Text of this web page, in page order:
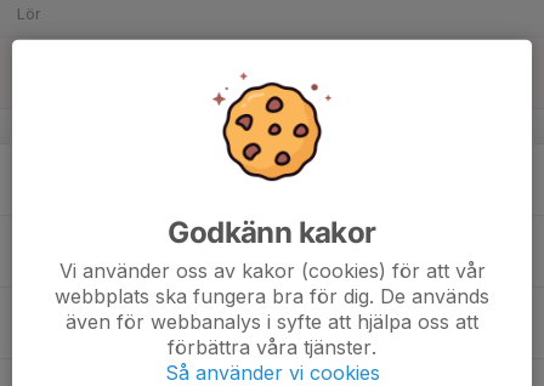
Lör
v.25
18:00
Träning
Gräsplanen TIF
Godkänn kakor
Vi använder oss av kakor (cookies) för att vår
webbplats ska fungera bra för dig. De används
även för webbanalys i syfte att hjälpa oss att
förbättra våra tjänster.
Så använder vi cookies